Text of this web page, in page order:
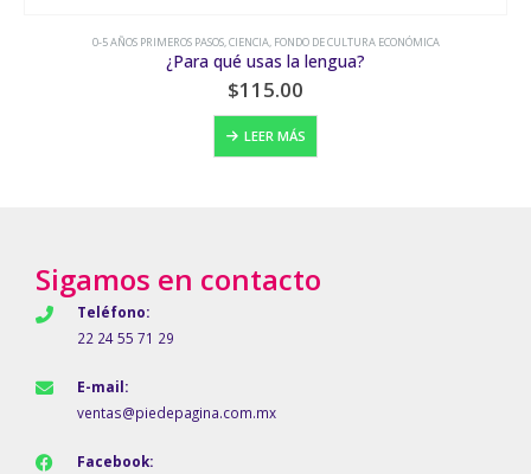
0-5 AÑOS PRIMEROS PASOS,FONDO DE CULTURA ECONÓMICA,MIEDO,VALORES Y BUENOS
¿Por qué no vas al baño?
$180.00
LEER MÁS
Sigamos en contacto
Teléfono:
22 24 55 71 29
E-mail:
ventas@piedepagina.com.mx
Facebook: